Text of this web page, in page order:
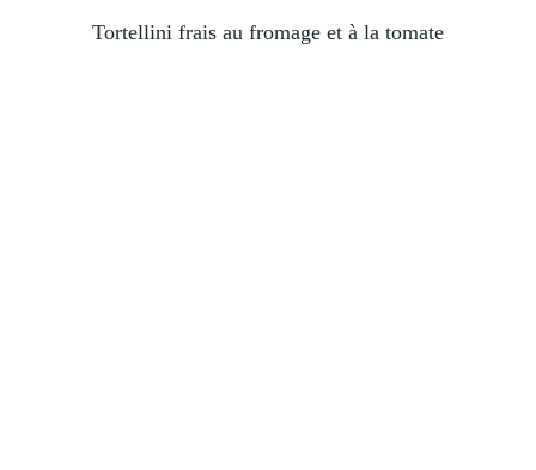
Tortellini frais au fromage et à la tomate